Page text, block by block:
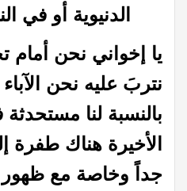
الدنيوية أو في
يا إخواني نحن أمام
نتربَ عليه نحن
بالنسبة لنا
الأخيرة هناك طفرة
جداً وخاصة مع ظهور